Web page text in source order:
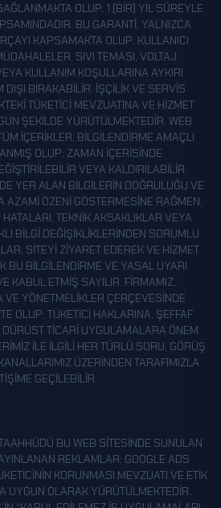
OLUP, 1 (BIR) YIL SÜREYLE
BU GARANTI, YALNIZCA
KAPSAMAKTA OLUP; KULLANICI
SIVI TEMASI, VOLTAJ
KULLANIM KOŞULLARINA AYKIRI
DIŞI BIRAKABILIR. İŞÇILIK VE SERVIS
TÜKETICI MEVZUATINA VE HIZMET
ŞEKILDE YÜRÜTÜLMEKTEDIR. WEB
IÇERIKLER, BILGILENDIRME AMAÇLI
OLUP; ZAMAN IÇERISINDE
VEYA KALDIRILABILIR.
YER ALAN BILGILERIN DOĞRULUĞU VE
AZAMI ÖZENI GÖSTERMESINE RAĞMEN,
TEKNIK AKSAKLIKLAR VEYA
BILGI DEĞIŞIKLIKLERINDEN SORUMLU
SITEYI ZIYARET EDEREK VE HIZMET
BU BILGILENDIRME VE YASAL UYARI
KABUL ETMIŞ SAYILIR. FIRMAMIZ,
VE YÖNETMELIKLER ÇERÇEVESINDE
OLUP; TÜKETICI HAKLARINA, ŞEFFAF
TICARI UYGULAMALARA ÖNEM
ILE ILGILI HER TÜRLÜ SORU, GÖRÜŞ
ÜZERINDEN TARAFIMIZLA
GEÇILEBILIR.
BU WEB SITESINDE SUNULAN
REKLAMLAR; GOOGLE ADS
KORUNMASI MEVZUATI VE ETIK
UYGUN OLARAK YÜRÜTÜLMEKTEDIR.